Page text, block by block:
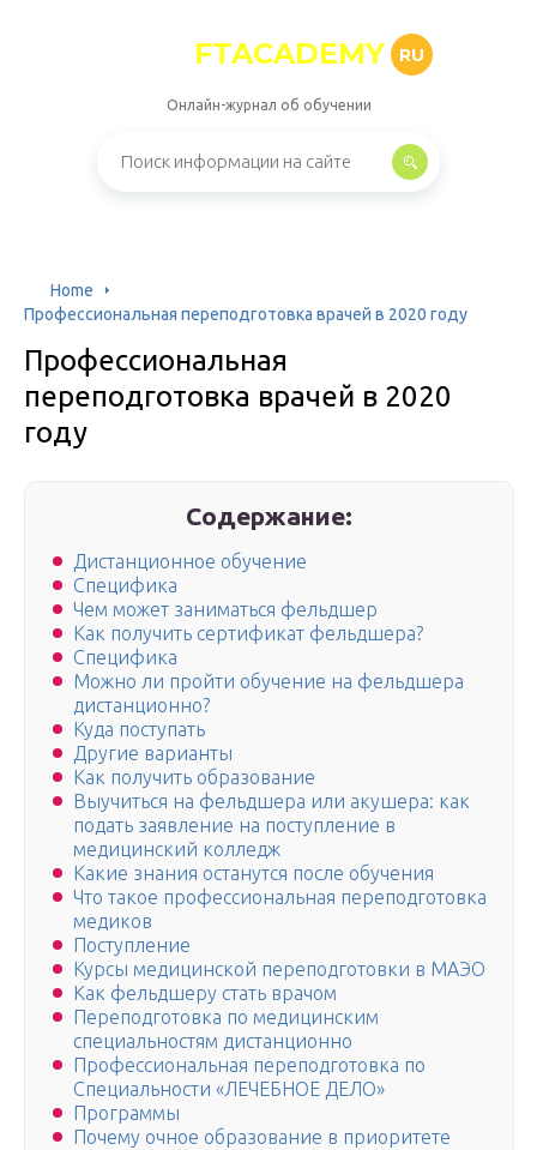
FTACADEMY RU
Онлайн-журнал об обучении
Home
Профессиональная переподготовка врачей в 2020 году
Профессиональная
переподготовка врачей в 2020
году
Содержание:
Дистанционное обучение
Специфика
Чем может заниматься фельдшер
Как получить сертификат фельдшера?
Специфика
Можно ли пройти обучение на фельдшера
дистанционно?
Куда поступать
Другие варианты
Как получить образование
Выучиться на фельдшера или акушера: как
подать заявление на поступление в
медицинский колледж
Какие знания останутся после обучения
Что такое профессиональная переподготовка
медиков
Поступление
Курсы медицинской переподготовки в МАЭО
Как фельдшеру стать врачом
Переподготовка по медицинским
специальностям дистанционно
Профессиональная переподготовка по
Специальности «ЛЕЧЕБНОЕ ДЕЛО»
Программы
Почему очное образование в приоритете